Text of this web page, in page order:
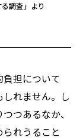
調査」より
担について
れません。し
つあるなか、
れうること